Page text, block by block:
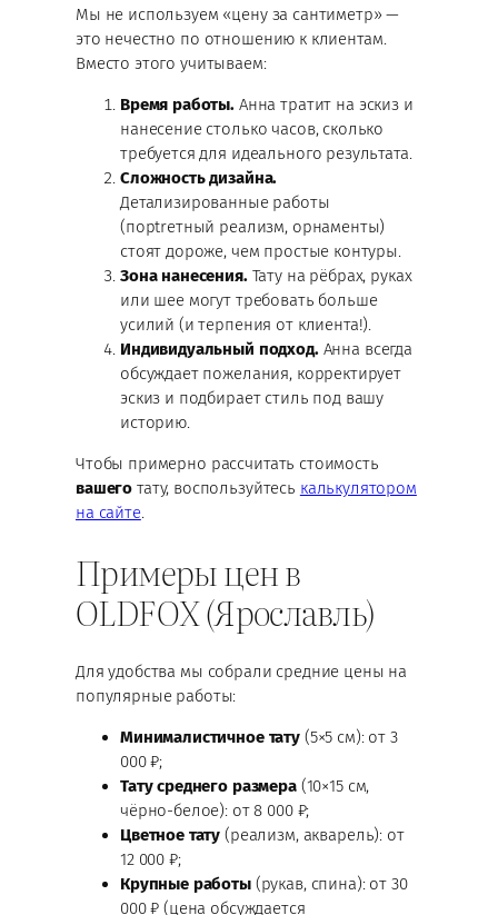
Мы не используем «цену за сантиметр» —
это нечестно по отношению к клиентам.
Вместо этого учитываем:
Время работы. Анна тратит на эскиз и
нанесение столько часов, сколько
требуется для идеального результата.
Сложность дизайна.
Детализированные работы
(порtreтный реализм, орнаменты)
стоят дороже, чем простые контуры.
Зона нанесения.Тату на рёбрах, руках
или шее могут требовать больше
усилий (и терпения от клиента!).
Индивидуальный подход.Анна всегда
обсуждает пожелания, корректирует
эскиз и подбирает стиль под вашу
историю.
Чтобы примерно рассчитать стоимость
вашего тату, воспользуйтесь калькулятором
на сайте.
Примеры цен в
OLDFOX (Ярославль)
Для удобства мы собрали средние цены на
популярные работы:
Минималистичное тату (5×5 см): от 3
000 ₽;
Тату среднего размера(10×15 см,
чёрно-белое): от 8 000 ₽;
Цветное тату (реализм, акварель): от
12 000 ₽;
Крупные работы(рукав, спина): от 30
000 ₽ (цена обсуждается